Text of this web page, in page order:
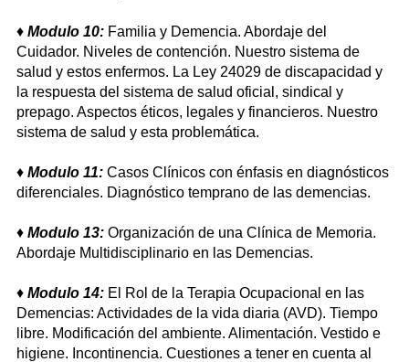
♦ Modulo 10: Familia y Demencia. Abordaje del
Cuidador. Niveles de contención. Nuestro sistema de
salud y estos enfermos. La Ley 24029 de discapacidad y
la respuesta del sistema de salud oficial, sindical y
prepago. Aspectos éticos, legales y financieros. Nuestro
sistema de salud y esta problemática.
♦ Modulo 11: Casos Clínicos con énfasis en diagnósticos
diferenciales. Diagnóstico temprano de las demencias.
♦ Modulo 13: Organización de una Clínica de Memoria.
Abordaje Multidisciplinario en las Demencias.
♦ Modulo 14: El Rol de la Terapia Ocupacional en las
Demencias: Actividades de la vida diaria (AVD). Tiempo
libre. Modificación del ambiente. Alimentación. Vestido e
higiene. Incontinencia. Cuestiones a tener en cuenta al